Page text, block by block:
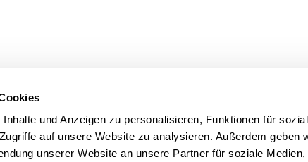
und Anzeigen zu personalisieren, Funktionen für
auf unsere Website zu analysieren. Außerdem geben
unserer Website an unsere Partner für soziale Medien,